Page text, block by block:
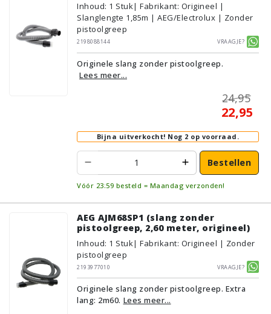
Inhoud: 1 Stuk| Fabrikant: Origineel |
Slanglengte 1,85m | AEG/Electrolux | Zonder
pistoolgreep
2198088144
Vraagje?
Originele slang zonder pistoolgreep.
Lees meer...
24,95
22,95
Bijna uitverkocht! Nog 2 op voorraad.
Bestellen
Vóór 23:59 besteld = Maandag verzonden!
AEG AJM68SP1 (slang zonder
pistoolgreep, 2,60 meter, origineel)
Inhoud: 1 Stuk| Fabrikant: Origineel | Zonder
pistoolgreep
2193977010
Vraagje?
Originele slang zonder pistoolgreep. Extra
lang: 2m60. Lees meer...